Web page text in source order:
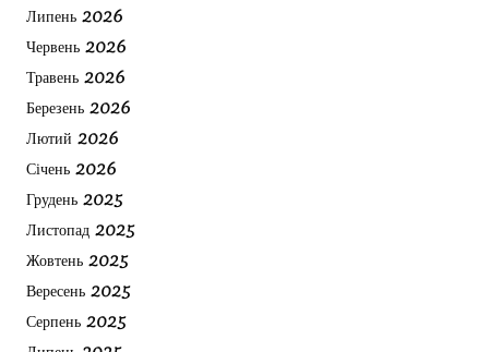
Липень 2026
Червень 2026
Травень 2026
Березень 2026
Лютий 2026
Січень 2026
Грудень 2025
Листопад 2025
Жовтень 2025
Вересень 2025
Серпень 2025